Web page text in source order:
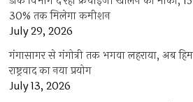
30% तक मिलेगा कमीशन
July 29, 2026
गंगासागर से गंगोत्री तक भगवा लहराया, अब
राष्ट्रवाद का नया प्रयोग
July 13, 2026